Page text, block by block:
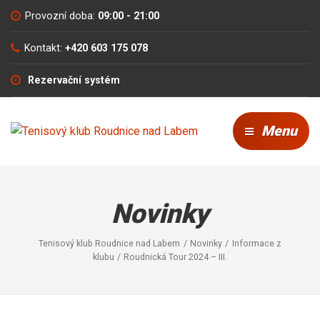
Provozní doba: 09:00 - 21:00
Kontakt: +420 603 175 078
Rezervační systém
Menu
Novinky
Tenisový klub Roudnice nad Labem Novinky
Informace z
klubu
Roudnická Tour 2024 – III.